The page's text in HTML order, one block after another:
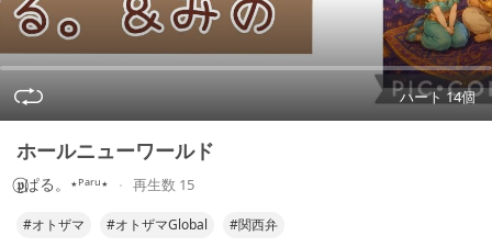
ハート 14個
ホールニューワールド
𝖕⃝̤̮ぱる。⋆ᴾᵃʳᵘ⋆ 再生数 15
#オトザマ #オトザマGlobal #関西弁